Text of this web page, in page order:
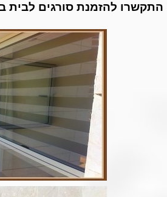
התקשרו להזמנת סורגים לבית